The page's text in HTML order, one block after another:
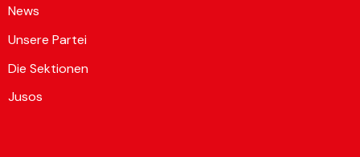
News
Unsere Partei
Die Sektionen
Jusos